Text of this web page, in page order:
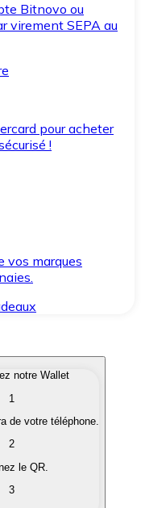
Bitnovo ou
virement SEPA au
pour acheter
!
vos marques
vous intéressent
en monnaie
notre Wallet
1
de votre téléphone.
2
le QR.
3